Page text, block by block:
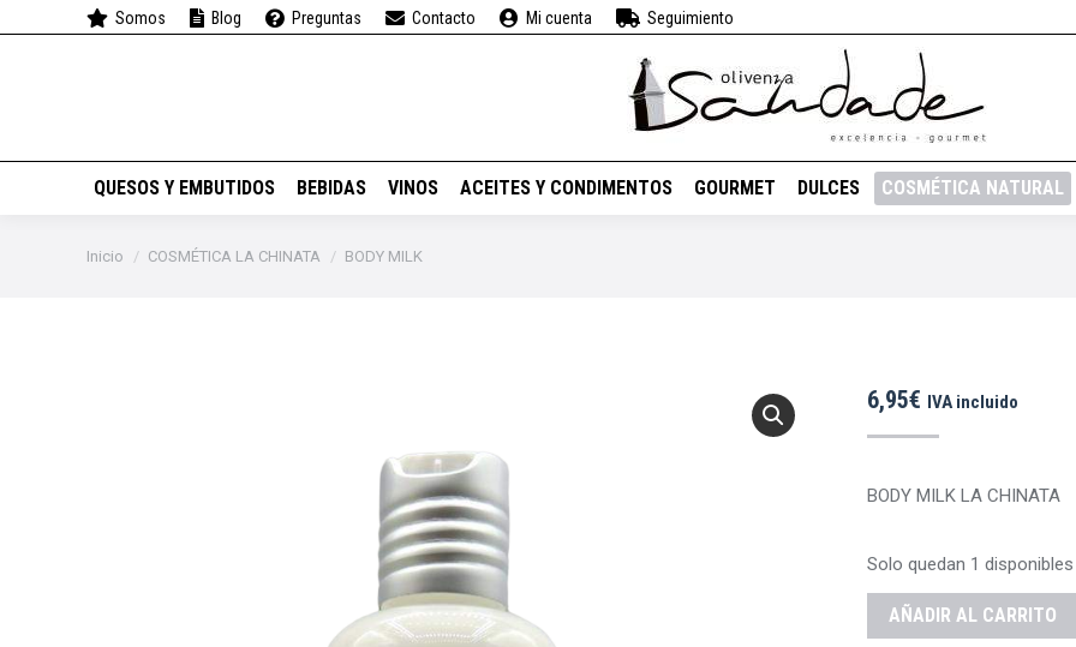
Somos Blog Preguntas Contacto Mi cuenta Seguimiento
QUESOS Y EMBUTIDOS BEBIDAS VINOS ACEITES Y CONDIMENTOS GOURMET DULCES COSMÉTICA NATURAL
Estás aquí:
Inicio COSMÉTICA LA CHINATA BODY MILK
6,95€ IVA incluido
BODY MILK LA CHINATA
Solo quedan 1 disponibles
AÑADIR AL CARRITO
QUESOS Y EMBUTIDOS BEBIDAS VINOS ACEITES Y CONDIMENTOS